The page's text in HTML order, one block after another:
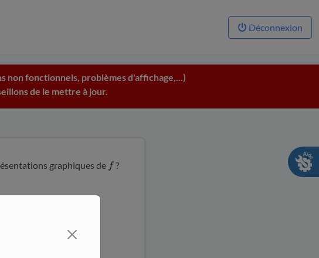
Déconnexion
non fonctionnels, problèmes d'affichage,...)
de le mettre à jour.
graphiques de f ?